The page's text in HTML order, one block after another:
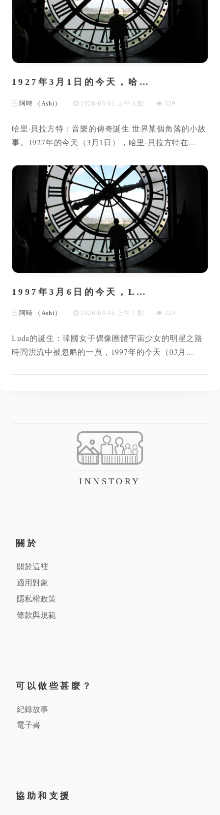
1927年3月1日的今天，哈…
阿時 （Ashi） 2026-03-01 上午 3 點 329
哈里·貝拉方特：音樂的傳奇誕生 世界某個角落的小故
事。1927年的今天（3月1日），哈里·貝拉方特在...
1997年3月6日的今天，L…
阿時 （Ashi） 2026-03-06 上午 7 點 224
Luda的誕生：韓國女子偶像團體宇宙少女的明星之路
時間洪流中被忽略的一頁，1997年的今天（03月...
INNSTORY
關於
關於這裡
適用對象
隱私權政策
條款與規範
可以做些甚麼？
紀錄故事
電子書
協助和支援